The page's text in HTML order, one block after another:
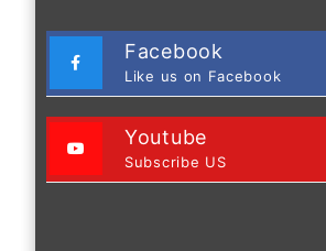
Facebook
Like us on Facebook
Youtube
Subscribe US